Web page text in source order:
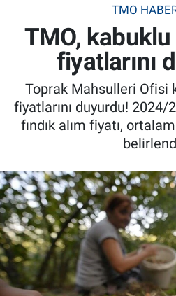
TMO
TMO, kabuklu
fiyatlarını
Toprak Mahsulleri Ofisi
fiyatlarını duyurdu!
fındık alım fiyatı,
Tarımsal Destekler
Tarım Bakanlığı
TZOB
Tarım Kredi
Pankobirlik
Et fiyatları
Tarım Bilgisi
Yetiştirici Soruyor
Tüm Manşetler
Son Dakika Haberleri
Haber Arşivi